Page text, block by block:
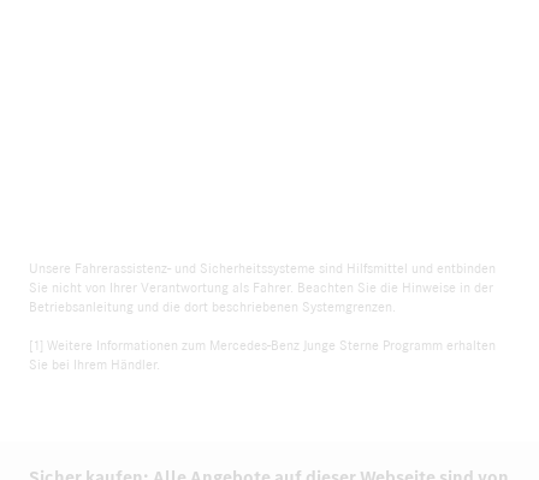
Unsere Fahrerassistenz- und Sicherheitssysteme sind Hilfsmittel und entbinden
Sie nicht von Ihrer Verantwortung als Fahrer. Beachten Sie die Hinweise in der
Betriebsanleitung und die dort beschriebenen Systemgrenzen.
[1] Weitere Informationen zum Mercedes-Benz Junge Sterne Programm erhalten
Sie bei Ihrem Händler.